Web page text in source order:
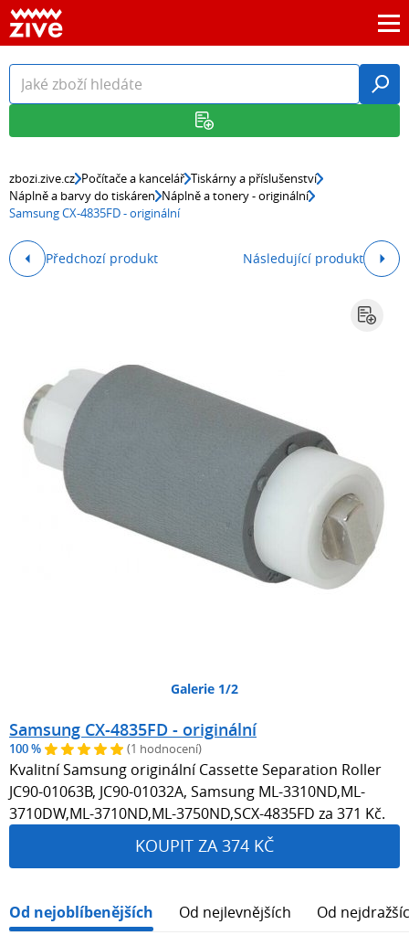
zbozi.zive.cz Počítače a kancelář Tiskárny a příslušenství
Náplně a barvy do tiskáren Náplně a tonery - originální
Samsung CX-4835FD - originální
Předchozí produkt Následující produkt
Galerie 1/2
Samsung CX-4835FD - originální
100 % (1 hodnocení)
Kvalitní Samsung originální Cassette Separation Roller
JC90-01063B, JC90-01032A, Samsung ML-3310ND,ML-
3710DW,ML-3710ND,ML-3750ND,SCX-4835FD za 371 Kč.
KOUPIT ZA 374 KČ
Od nejoblíbenějších Od nejlevnějších Od